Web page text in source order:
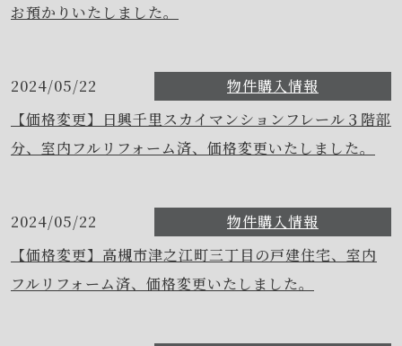
お預かりいたしました。
2024/05/22
物件購入情報
【価格変更】日興千里スカイマンションフレール３階部
分、室内フルリフォーム済、価格変更いたしました。
2024/05/22
物件購入情報
【価格変更】高槻市津之江町三丁目の戸建住宅、室内
フルリフォーム済、価格変更いたしました。